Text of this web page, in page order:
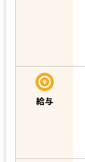
給与